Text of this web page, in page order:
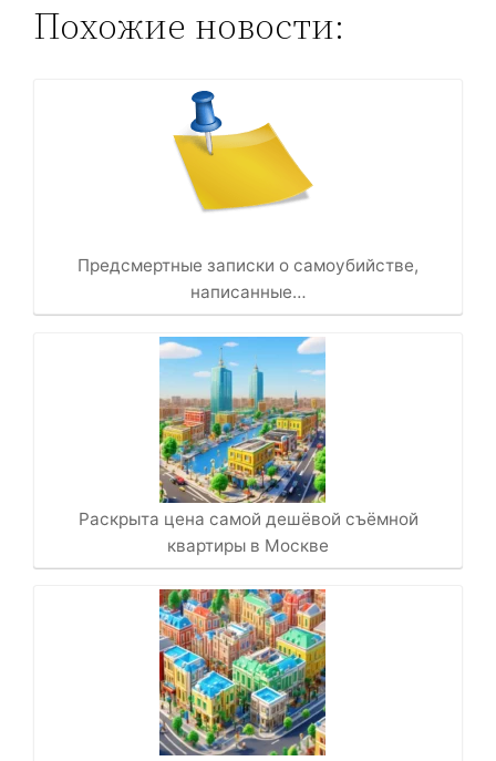
Похожие новости:
Предсмертные записки о самоубийстве,
написанные…
Раскрыта цена самой дешёвой съёмной
квартиры в Москве